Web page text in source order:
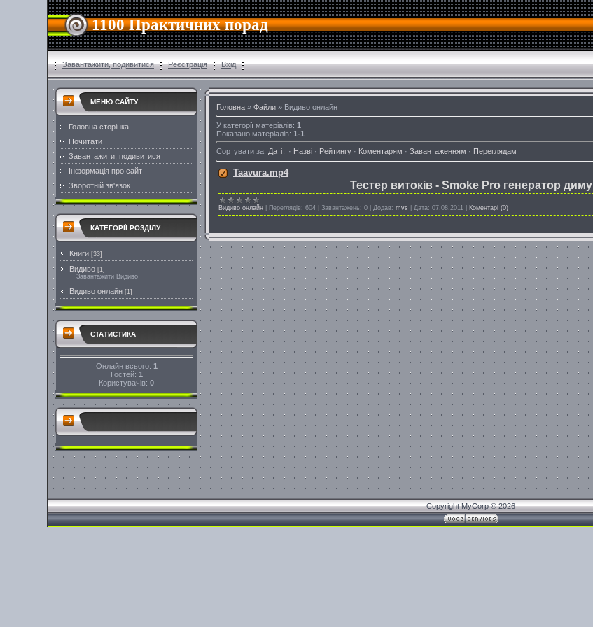
1100 Практичних порад
Завантажити, подивитися Реєстрація Вхід
МЕНЮ САЙТУ
Головна сторінка
Почитати
Завантажити, подивитися
Інформація про сайт
Зворотній зв'язок
КАТЕГОРІЇ РОЗДІЛУ
Книги [33]
Видиво [1]
Завантажити Видиво
Видиво онлайн [1]
СТАТИСТИКА
Онлайн всього: 1
Гостей: 1
Користувачів: 0
Головна » Файли » Видиво онлайн
У категорії матеріалів: 1
Показано матеріалів: 1-1
Сортувати за: Даті · Назві · Рейтингу · Коментарям · Завантаженням · Переглядам
Taavura.mp4
Тестер витоків - Smoke Pro генератор диму
Видиво онлайн Переглядів: 604 Завантажень: 0 Додав: mvs Дата: 07.08.2011 Коментарі (0)
Copyright MyCorp © 2026